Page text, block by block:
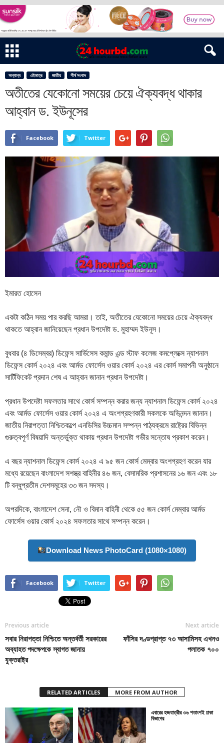
অন্যান্য এইমাত্র জাতীয় শীর্ষ সংবাদ
অতীতের যেকোনো সময়ের চেয়ে ঐক্যবদ্ধ থাকার
আহ্বান ড. ইউনূসের
Facebook Twitter
ইমারত হোসেন
একটা কঠিন সময় পার করছি আমরা। তাই, অতীতের যেকোনো সময়ের চেয়ে ঐক্যবদ্ধ
থাকতে আহ্বান জানিয়েছেন প্রধান উপদেষ্টা ড. মুহাম্মদ ইউনূস।
বুধবার (৪ ডিসেম্বর) ডিফেন্স সার্ভিসেস কমান্ড এন্ড স্টাফ কলেজ কমপ্লেক্সে ন্যাশনাল
ডিফেন্স কোর্স ২০২৪ এবং আর্মড ফোর্সেস ওয়ার কোর্স ২০২৪ এর কোর্স সমাপনী অনুষ্ঠানে
সার্টিফিকেট প্রদান শেষ এ আহ্বান জানান প্রধান উপদেষ্টা।
প্রধান উপদেষ্টা সফলতার সাথে কোর্স সম্পন্ন করার জন্য ন্যাশনাল ডিফেন্স কোর্স ২০২৪
এবং আর্মড ফোর্সেস ওয়ার কোর্স ২০২৪ এ অংশগ্রহণকারী সকলকে অভিনন্দন জানান।
জাতীয় নিরাপত্তা নিশ্চিতকল্পে এনডিসির উচ্চমান সম্পন্ন পাঠ্যক্রমে রাষ্ট্রের বিভিন্ন
গুরুত্বপূর্ণ বিষয়াদি অন্তর্ভুক্ত থাকায় প্রধান উপদেষ্টা গভীর সন্তোষ প্রকাশ করেন।
এ বছর ন্যাশনাল ডিফেন্স কোর্স ২০২৪ এ ৯৫ জন কোর্স মেম্বার অংশগ্রহণ করেন যার
মধ্যে রয়েছেন বাংলাদেশ সশস্ত্র বাহিনীর ৪৬ জন, বেসামরিক প্রশাসনের ১৬ জন এবং ১৮
টি বন্ধুপ্রতীম দেশসমূহের ৩৩ জন সদস্য।
অপরদিকে, বাংলাদেশ সেনা, নৌ ও বিমান বাহিনী থেকে ৫৫ জন কোর্স মেম্বার আর্মড
ফোর্সেস ওয়ার কোর্স ২০২৪ সফলতার সাথে সম্পন্ন করেন।
Download News PhotoCard (1080×1080)
Facebook Twitter
Previous article
সবার নিরাপত্তা নিশ্চিতে অন্তর্বর্তী সরকারের
অব্যাহত পদক্ষেপকে স্বাগত জানায়
যুক্তরাষ্ট্র
Next article
ফাঁসির দণ্ডপ্রাপ্ত ৭৩ আসামিসহ এখনও
পলাতক ৭০০
RELATED ARTICLES MORE FROM AUTHOR
এবারের হজযাত্রীর ৩৬ শতাংশই ঢাকা
বিভাগের